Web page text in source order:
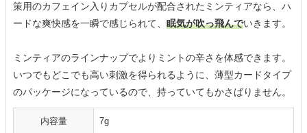
策用のカフェイン入りカプセルが配合されたミンティアなら、ハ
ードな爽快感を一瞬で感じられて、 眠気が吹っ飛んでいきます。
ミンティアのラインナップでよりミントの辛さを体感できます。
いつでもどこでも高い刺激を得られるように、薄型カードタイプ
のパッケージになっているので、持っていてもかさばりません。
内容量 7g